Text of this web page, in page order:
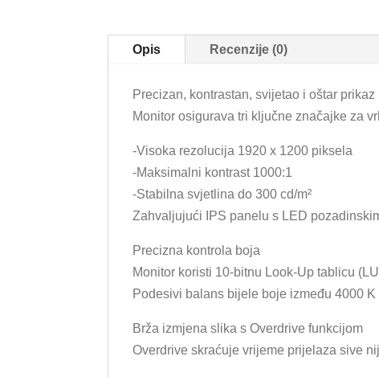
Opis Recenzije (0)
Precizan, kontrastan, svijetao i oštar prikaz
Monitor osigurava tri ključne značajke za
-Visoka rezolucija 1920 x 1200 piksela
-Maksimalni kontrast 1000:1
-Stabilna svjetlina do 300 cd/m²
Zahvaljujući IPS panelu s LED
Precizna kontrola boja
Monitor koristi 10-bitnu Look-Up tablicu
Podesivi balans bijele boje između 4000
Brža izmjena slika s Overdrive funkcijom
Overdrive skraćuje vrijeme prijelaza sive